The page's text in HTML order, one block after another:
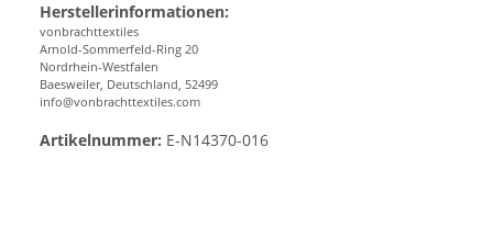
Herstellerinformationen:
vonbrachttextiles
Arnold-Sommerfeld-Ring 20
Nordrhein-Westfalen
Baesweiler, Deutschland, 52499
info@vonbrachttextiles.com
Artikelnummer: E-N14370-016